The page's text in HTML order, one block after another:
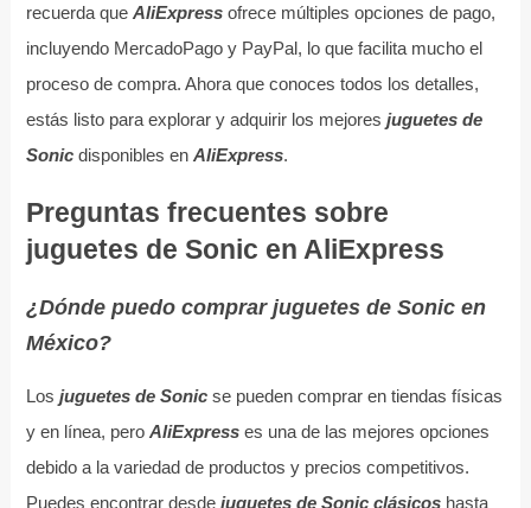
recuerda que AliExpressofrece múltiples opciones de pago,
incluyendo MercadoPago y PayPal, lo que facilita mucho el
proceso de compra. Ahora que conoces todos los detalles,
estás listo para explorar y adquirir los mejores juguetes de
Sonicdisponibles en AliExpress.
Preguntas frecuentes sobre
juguetes de Sonic en AliExpress
¿Dónde puedo comprar juguetes de Sonic en
México?
Los juguetes de Sonicse pueden comprar en tiendas físicas
y en línea, pero AliExpresses una de las mejores opciones
debido a la variedad de productos y precios competitivos.
Puedes encontrar desde juguetes de Sonic clásicoshasta